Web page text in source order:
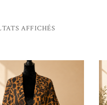
AFFICHÉSTRIÉ
RÉCENT